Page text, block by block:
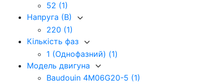
52 (1)
Напруга (В)
220 (1)
Кількість фаз
1 (Однофазний) (1)
Модель двигуна
Baudouin 4M06G20-5 (1)